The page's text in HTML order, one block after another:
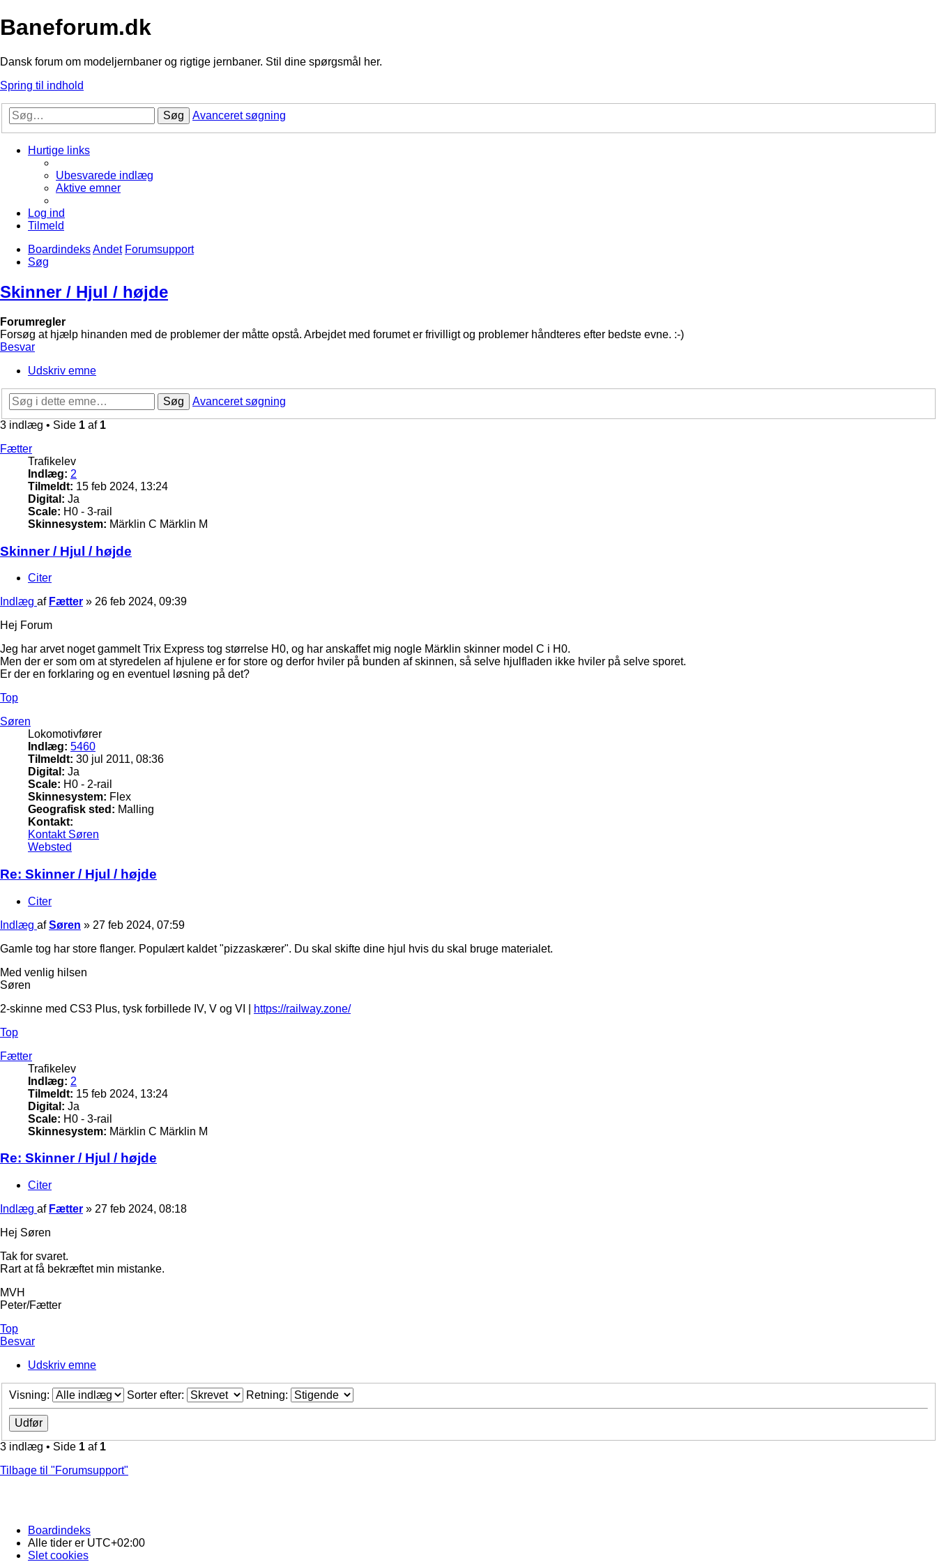
Baneforum.dk
Dansk forum om modeljernbaner og rigtige jernbaner. Stil dine spørgsmål her.
Spring til indhold
Søg Avanceret søgning
Hurtige links
Ubesvarede indlæg
Aktive emner
Log ind
Tilmeld
BoardindeksAndet Forumsupport
Søg
Skinner / Hjul / højde
Forumregler
Forsøg at hjælp hinanden med de problemer der måtte opstå. Arbejdet med forumet er frivilligt og problemer håndteres efter bedste evne. :-)
Besvar
Udskriv emne
Søg
Avanceret søgning
3 indlæg • Side 1 af 1
Fætter
Trafikelev
Indlæg: 2
Tilmeldt: 15 feb 2024, 13:24
Digital: Ja
Scale: H0 - 3-rail
Skinnesystem: Märklin C Märklin M
Skinner / Hjul / højde
Citer
Indlæg af Fætter » 26 feb 2024, 09:39
Hej Forum
Jeg har arvet noget gammelt Trix Express tog størrelse H0, og har anskaffet mig nogle Märklin skinner model C i H0.
Men der er som om at styredelen af hjulene er for store og derfor hviler på bunden af skinnen, så selve hjulfladen ikke hviler på selve sporet.
Er der en forklaring og en eventuel løsning på det?
Top
Søren
Lokomotivfører
Indlæg: 5460
Tilmeldt: 30 jul 2011, 08:36
Digital: Ja
Scale: H0 - 2-rail
Skinnesystem: Flex
Geografisk sted: Malling
Kontakt:
Kontakt Søren
Websted
Re: Skinner / Hjul / højde
Citer
Indlæg afSøren » 27 feb 2024, 07:59
Gamle tog har store flanger. Populært kaldet "pizzaskærer". Du skal skifte dine hjul hvis du skal bruge materialet.
Med venlig hilsen
Søren
2-skinne med CS3 Plus, tysk forbillede IV, V og VI |
https://railway.zone/
Top
Fætter
Trafikelev
Indlæg: 2
Tilmeldt: 15 feb 2024, 13:24
Digital: Ja
Scale: H0 - 3-rail
Skinnesystem: Märklin C Märklin M
Re: Skinner / Hjul / højde
Citer
Indlæg af Fætter » 27 feb 2024, 08:18
Hej Søren
Tak for svaret.
Rart at få bekræftet min mistanke.
MVH
Peter/Fætter
Top
Besvar
Udskriv emne
Visning: Sorter efter: Retning:
3 indlæg • Side 1 af 1
Tilbage til "Forumsupport"
Boardindeks
Alle tider er UTC+02:00
Slet cookies